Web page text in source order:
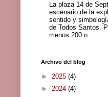
La plaza 14 de
escenario de la
sentido y
de Todos Santos.
menos 200 n...
Archivo del blog
► 2025 (4)
► 2024 (4)